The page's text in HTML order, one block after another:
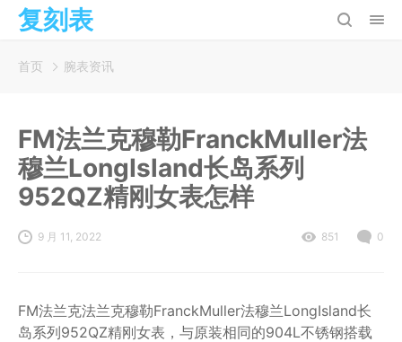
复刻表
首页 腕表资讯
FM法兰克穆勒FranckMuller法
穆兰LongIsland长岛系列
952QZ精刚女表怎样
9 月 11, 2022 851 0
FM法兰克法兰克穆勒FranckMuller法穆兰LongIsland长
岛系列952QZ精刚女表，与原装相同的904L不锈钢搭载